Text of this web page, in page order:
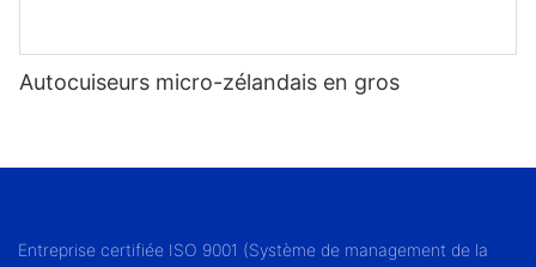
Autocuiseurs micro-zélandais en gros
Entreprise certifiée ISO 9001 (Système de management de la